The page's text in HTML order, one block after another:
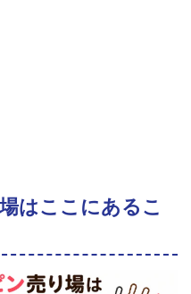
はここにあるこ